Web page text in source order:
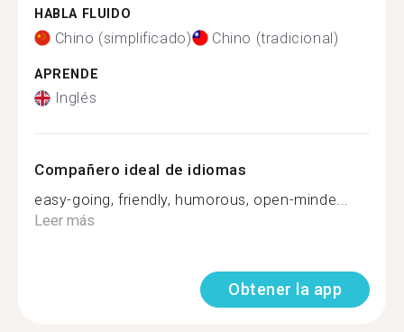
HABLA FLUIDO
Chino (simplificado) Chino (tradicional)
APRENDE
Inglés
Compañero ideal de idiomas
easy-going, friendly, humorous, open-minde...
Leer más
Obtener la app